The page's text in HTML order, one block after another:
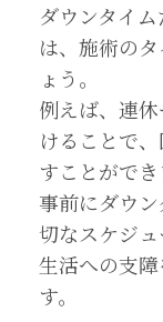
ダウンタイ
は、施術の
ょう。
例えば、連
けることで
すことができ
事前にダウ
切なスケジ
生活への支
す。